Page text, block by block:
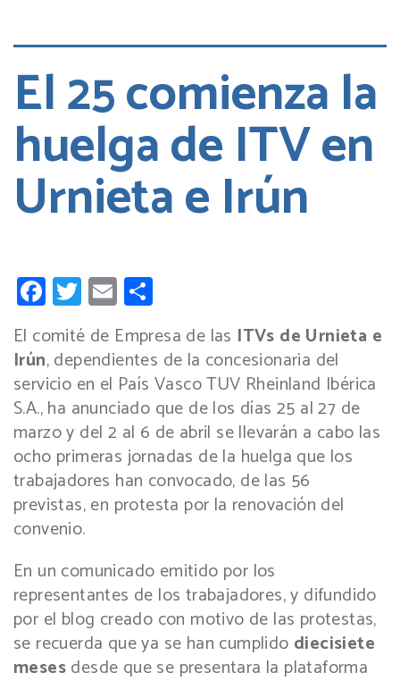
El 25 comienza la
huelga de ITV en
Urnieta e Irún
Facebook
Twitter
Email
El comité de Empresa de las ITVs de Urnieta e
Irún, dependientes de la concesionaria del
servicio en el País Vasco TUV Rheinland Ibérica
S.A., ha anunciado que de los días 25 al 27 de
marzo y del 2 al 6 de abril se llevarán a cabo las
ocho primeras jornadas de la huelga que los
trabajadores han convocado, de las 56
previstas, en protesta por la renovación del
convenio.
En un comunicado emitido por los
representantes de los trabajadores, y difundido
por el blog creado con motivo de las protestas,
se recuerda que ya se han cumplido diecisiete
mesesdesde que se presentara la plataforma